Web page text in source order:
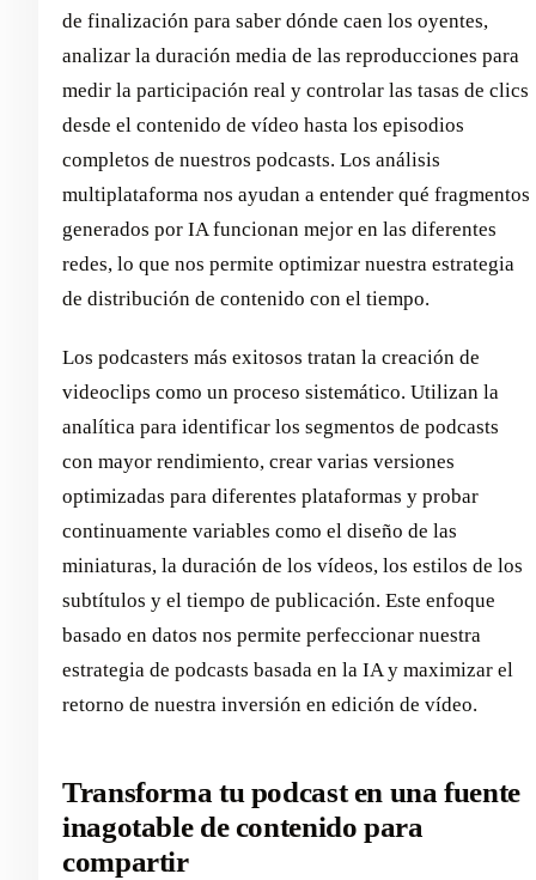
de finalización para saber dónde caen los oyentes,
analizar la duración media de las reproducciones para
medir la participación real y controlar las tasas de clics
desde el contenido de vídeo hasta los episodios
completos de nuestros podcasts. Los análisis
multiplataforma nos ayudan a entender qué fragmentos
generados por IA funcionan mejor en las diferentes
redes, lo que nos permite optimizar nuestra estrategia
de distribución de contenido con el tiempo.
Los podcasters más exitosos tratan la creación de
videoclips como un proceso sistemático. Utilizan la
analítica para identificar los segmentos de podcasts
con mayor rendimiento, crear varias versiones
optimizadas para diferentes plataformas y probar
continuamente variables como el diseño de las
miniaturas, la duración de los vídeos, los estilos de los
subtítulos y el tiempo de publicación. Este enfoque
basado en datos nos permite perfeccionar nuestra
estrategia de podcasts basada en la IA y maximizar el
retorno de nuestra inversión en edición de vídeo.
Transforma tu podcast en una fuente
inagotable de contenido para
compartir